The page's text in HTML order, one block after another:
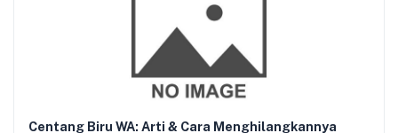
Centang Biru WA: Arti & Cara Menghilangkannya